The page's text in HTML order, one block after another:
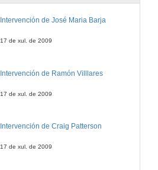
Historia da Interpretación
Intervención de José Maria Barja
17 de xul. de 2009
Intervención de Ramón Villlares
17 de xul. de 2009
Intervención de Craig Patterson
17 de xul. de 2009